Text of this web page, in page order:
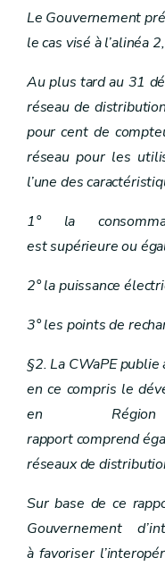
Art.31bis
Art. 31ter
Art. 32
Chapitre VII
Section 1re
Art. 33
Art.33bis
Section2
Art.33ter
Section3
Section4
Art.33
Art. 34
Art.34bis
Art. 35
Art. 36
Chapitre IXbis
Art. 36bis
Art. 36ter
Art. 36quater
Chapitre X Promotion
Art. 37
Art. 39
Art. 41
Art. 42
Le Gouvernement
le cas visé à l’alinéa
Au plus tard au 31
réseau de
pour cent de
réseau pour les
l’une des
1° la
est supérieure ou
2° la puissance
3° les points de
§2. La CWaPE
en ce compris le
en
rapport comprend
réseaux de
Sur base de ce
Gouvernement
à favoriser